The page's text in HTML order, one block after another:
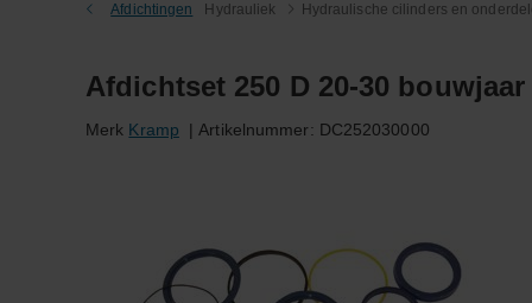
Afdichtingen Hydrauliek Hydraulische cilinders en
Afdichtset 250 D 20-30 bouwjaar
Merk Kramp | Artikelnummer: DC252030000